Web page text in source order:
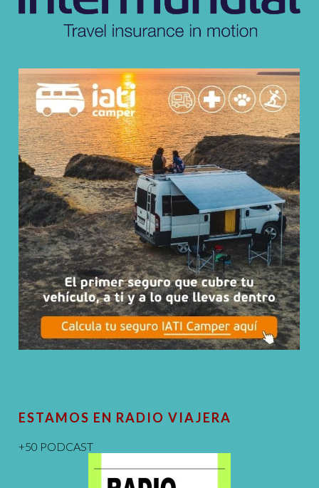
ESTAMOS EN RADIO VIAJERA
+50 PODCAST